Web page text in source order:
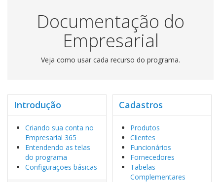
Documentação do
Empresarial
Veja como usar cada recurso do programa.
Introdução
Criando sua conta no
Empresarial 365
Entendendo as telas
do programa
Configurações básicas
Cadastros
Produtos
Clientes
Funcionários
Fornecedores
Tabelas
Complementares